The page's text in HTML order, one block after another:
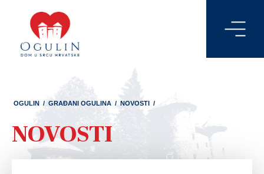
OGULIN / GRAĐANI OGULINA / NOVOSTI /
NOVOSTI